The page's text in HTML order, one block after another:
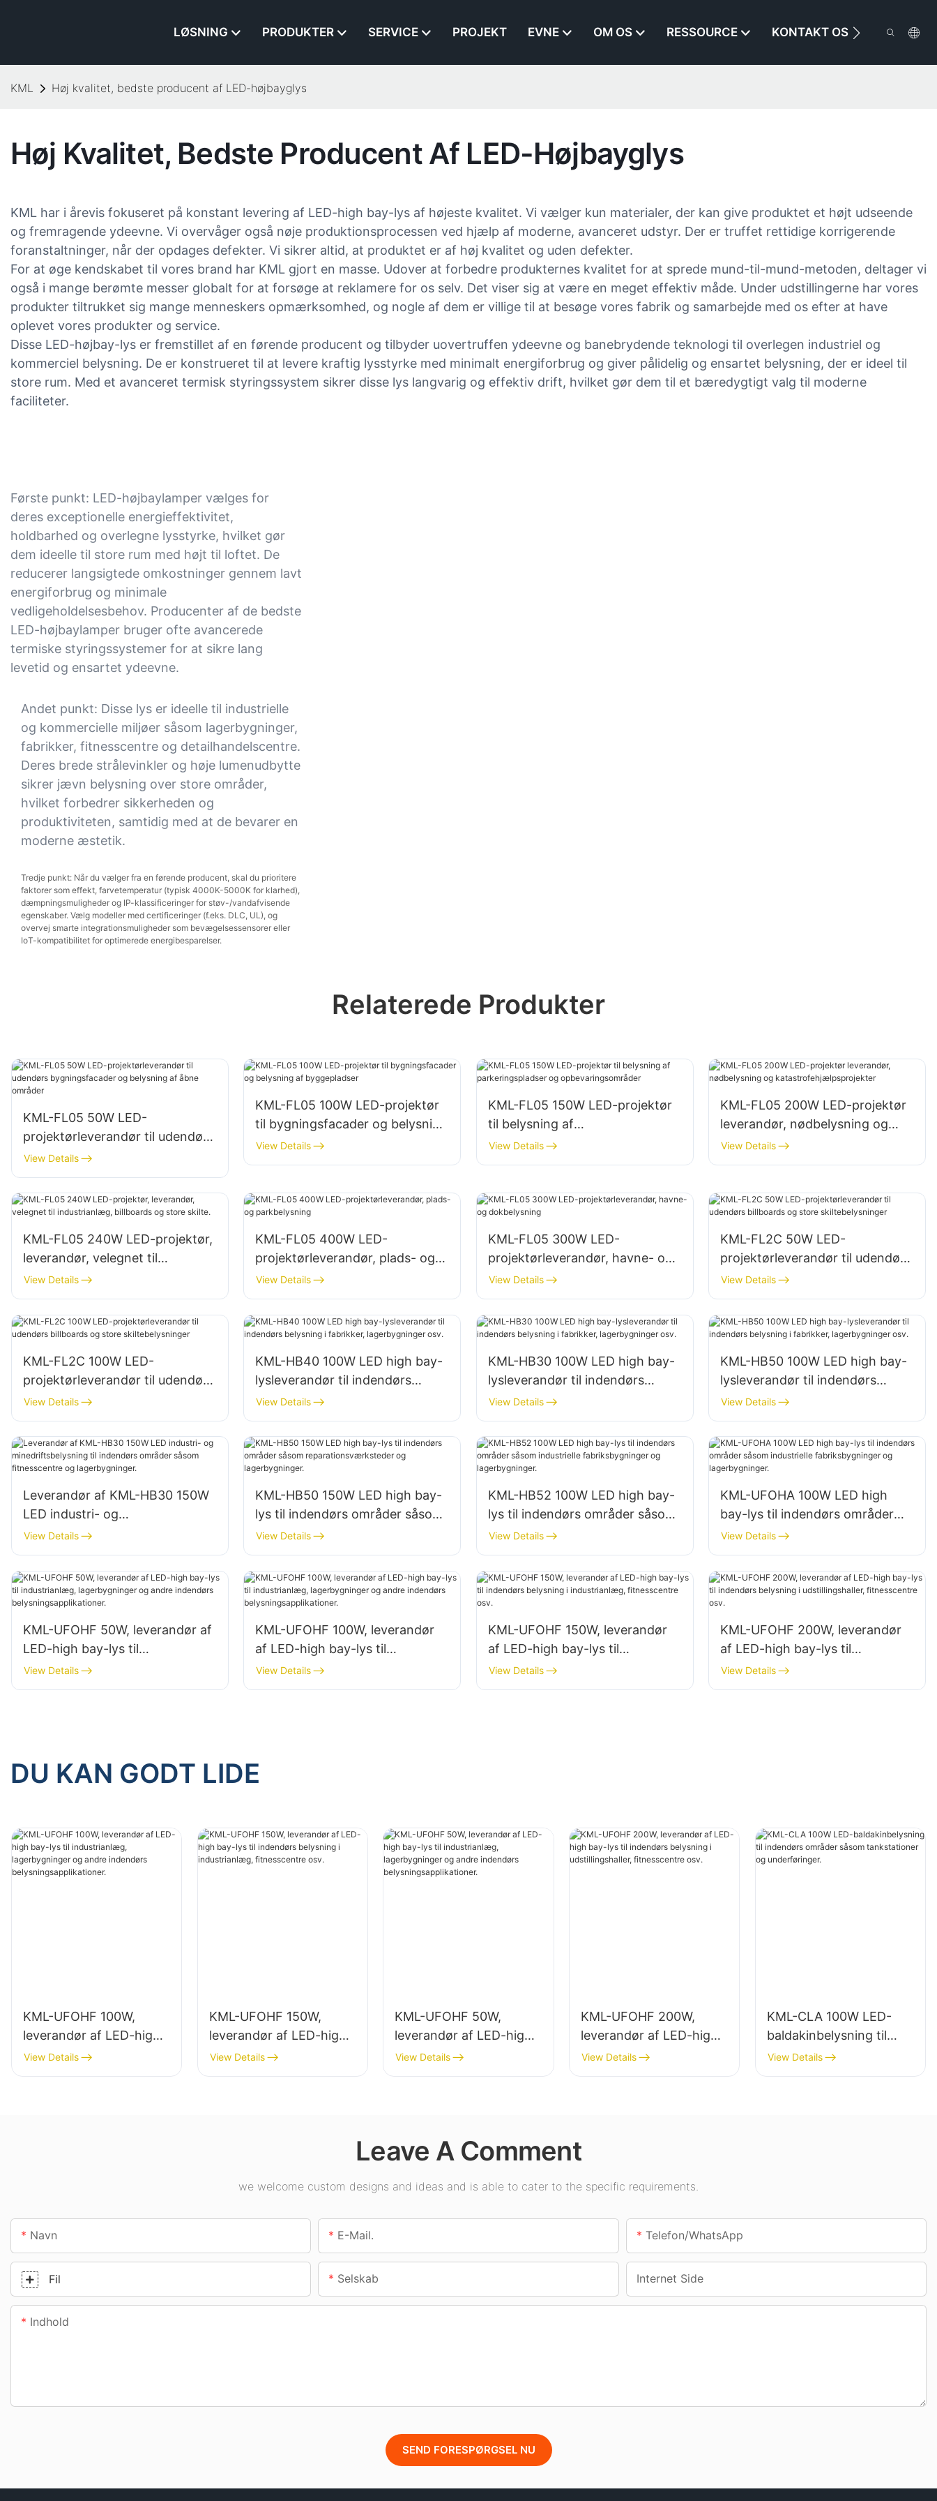
LØSNING PRODUKTER SERVICE PROJEKT EVNE OM OS RESSOURCE KONTAKT OS
KML Høj kvalitet, bedste producent af LED-højbayglys
Høj Kvalitet, Bedste Producent Af LED-Højbayglys
KML har i årevis fokuseret på konstant levering af LED-high bay-lys af højeste kvalitet. Vi vælger kun materialer, der kan give produktet et højt udseende
og fremragende ydeevne. Vi overvåger også nøje produktionsprocessen ved hjælp af moderne, avanceret udstyr. Der er truffet rettidige korrigerende
foranstaltninger, når der opdages defekter. Vi sikrer altid, at produktet er af høj kvalitet og uden defekter.
For at øge kendskabet til vores brand har KML gjort en masse. Udover at forbedre produkternes kvalitet for at sprede mund-til-mund-metoden, deltager vi
også i mange berømte messer globalt for at forsøge at reklamere for os selv. Det viser sig at være en meget effektiv måde. Under udstillingerne har vores
produkter tiltrukket sig mange menneskers opmærksomhed, og nogle af dem er villige til at besøge vores fabrik og samarbejde med os efter at have
oplevet vores produkter og service.
Disse LED-højbay-lys er fremstillet af en førende producent og tilbyder uovertruffen ydeevne og banebrydende teknologi til overlegen industriel og
kommerciel belysning. De er konstrueret til at levere kraftig lysstyrke med minimalt energiforbrug og giver pålidelig og ensartet belysning, der er ideel til
store rum. Med et avanceret termisk styringssystem sikrer disse lys langvarig og effektiv drift, hvilket gør dem til et bæredygtigt valg til moderne
faciliteter.
Første punkt: LED-højbaylamper vælges for
deres exceptionelle energieffektivitet,
holdbarhed og overlegne lysstyrke, hvilket gør
dem ideelle til store rum med højt til loftet. De
reducerer langsigtede omkostninger gennem lavt
energiforbrug og minimale
vedligeholdelsesbehov. Producenter af de bedste
LED-højbaylamper bruger ofte avancerede
termiske styringssystemer for at sikre lang
levetid og ensartet ydeevne.
Andet punkt: Disse lys er ideelle til industrielle
og kommercielle miljøer såsom lagerbygninger,
fabrikker, fitnesscentre og detailhandelscentre.
Deres brede strålevinkler og høje lumenudbytte
sikrer jævn belysning over store områder,
hvilket forbedrer sikkerheden og
produktiviteten, samtidig med at de bevarer en
moderne æstetik.
Tredje punkt: Når du vælger fra en førende producent, skal du prioritere
faktorer som effekt, farvetemperatur (typisk 4000K-5000K for klarhed),
dæmpningsmuligheder og IP-klassificeringer for støv-/vandafvisende
egenskaber. Vælg modeller med certificeringer (f.eks. DLC, UL), og
overvej smarte integrationsmuligheder som bevægelsessensorer eller
IoT-kompatibilitet for optimerede energibesparelser.
Relaterede Produkter
KML-FL05 50W LED-
projektørleverandør til udendørs
bygningsfacader og belysning
af åbne områder
View Details
KML-FL05 100W LED-projektør
til bygningsfacader og belysning
af byggepladser
View Details
KML-FL05 150W LED-projektør
til belysning af
parkeringspladser og
opbevaringsområder
View Details
KML-FL05 200W LED-projektør
leverandør, nødbelysning og
katastrofehjælpsprojekter
View Details
KML-FL05 240W LED-projektør,
leverandør, velegnet til
industrianlæg, billboards og
store skilte.
View Details
KML-FL05 400W LED-
projektørleverandør, plads- og
parkbelysning
View Details
KML-FL05 300W LED-
projektørleverandør, havne- og
dokbelysning
View Details
KML-FL2C 50W LED-
projektørleverandør til udendørs
billboards og store
skiltebelysninger
View Details
KML-FL2C 100W LED-
projektørleverandør til udendørs
billboards og store
skiltebelysninger
View Details
KML-HB40 100W LED high bay-
lysleverandør til indendørs
belysning i fabrikker,
lagerbygninger osv.
View Details
KML-HB30 100W LED high bay-
lysleverandør til indendørs
belysning i fabrikker,
lagerbygninger osv.
View Details
KML-HB50 100W LED high bay-
lysleverandør til indendørs
belysning i fabrikker,
lagerbygninger osv.
View Details
Leverandør af KML-HB30 150W
LED industri- og
minedriftsbelysning til indendørs
områder såsom fitnesscentre og
lagerbygninger.
View Details
KML-HB50 150W LED high bay-
lys til indendørs områder såsom
reparationsværksteder og
lagerbygninger.
View Details
KML-HB52 100W LED high bay-
lys til indendørs områder såsom
industrielle fabriksbygninger og
lagerbygninger.
View Details
KML-UFOHA 100W LED high
bay-lys til indendørs områder
såsom industrielle
fabriksbygninger og
lagerbygninger.
View Details
KML-UFOHF 50W, leverandør af
LED-high bay-lys til
industrianlæg, lagerbygninger
og andre indendørs
View Details
KML-UFOHF 100W, leverandør
af LED-high bay-lys til
industrianlæg, lagerbygninger
og andre indendørs
View Details
KML-UFOHF 150W, leverandør
af LED-high bay-lys til
indendørs belysning i
industrianlæg, fitnesscentre osv.
View Details
KML-UFOHF 200W, leverandør
af LED-high bay-lys til
indendørs belysning i
udstillingshaller, fitnesscentre
View Details
DU KAN GODT LIDE
KML-UFOHF 100W,
leverandør af LED-high
bay-lys til industrianlæg,
lagerbygninger og andre
View Details
KML-UFOHF 150W,
leverandør af LED-high
bay-lys til indendørs
belysning i
View Details
KML-UFOHF 50W,
leverandør af LED-high
bay-lys til industrianlæg,
lagerbygninger og andre
View Details
KML-UFOHF 200W,
leverandør af LED-high
bay-lys til indendørs
belysning i
View Details
KML-CLA 100W LED-
baldakinbelysning til
indendørs områder
såsom tankstationer og
View Details
Leave A Comment
we welcome custom designs and ideas and is able to cater to the specific requirements.
Navn E-Mail. Telefon/whatsApp
Fil Selskab Internet Side
Indhold
SEND FORESPØRGSEL NU